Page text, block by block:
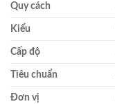
Quy cách
Kiểu
Cấp độ
Tiêu chuẩn
Đơn vị